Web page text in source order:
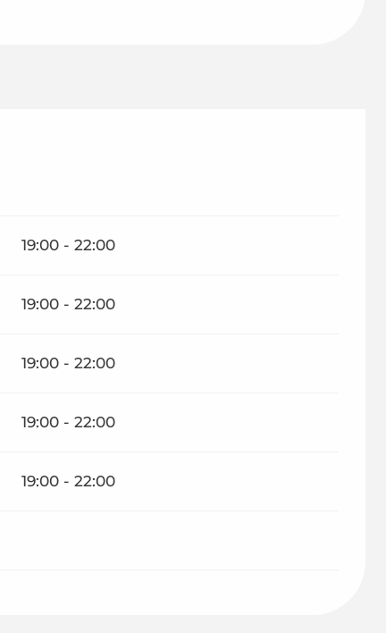
19:00 - 22:00
19:00 - 22:00
19:00 - 22:00
19:00 - 22:00
19:00 - 22:00